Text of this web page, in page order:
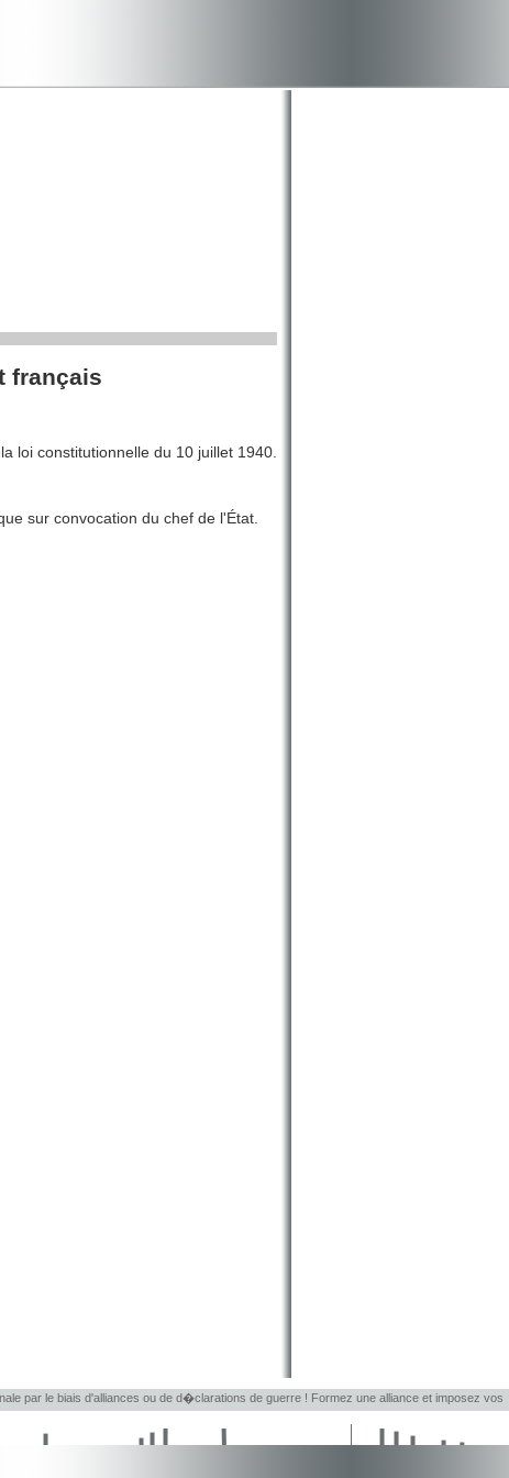
français
loi constitutionnelle du 10 juillet 1940.
sur convocation du chef de l'État.
par le biais d'alliances ou de d�clarations de guerre ! Formez une alliance et imposez vos